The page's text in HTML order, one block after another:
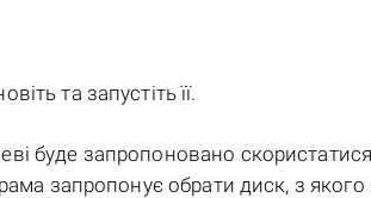
та запустіть її.
буде запропоновано скористатися
запропонує обрати диск, з